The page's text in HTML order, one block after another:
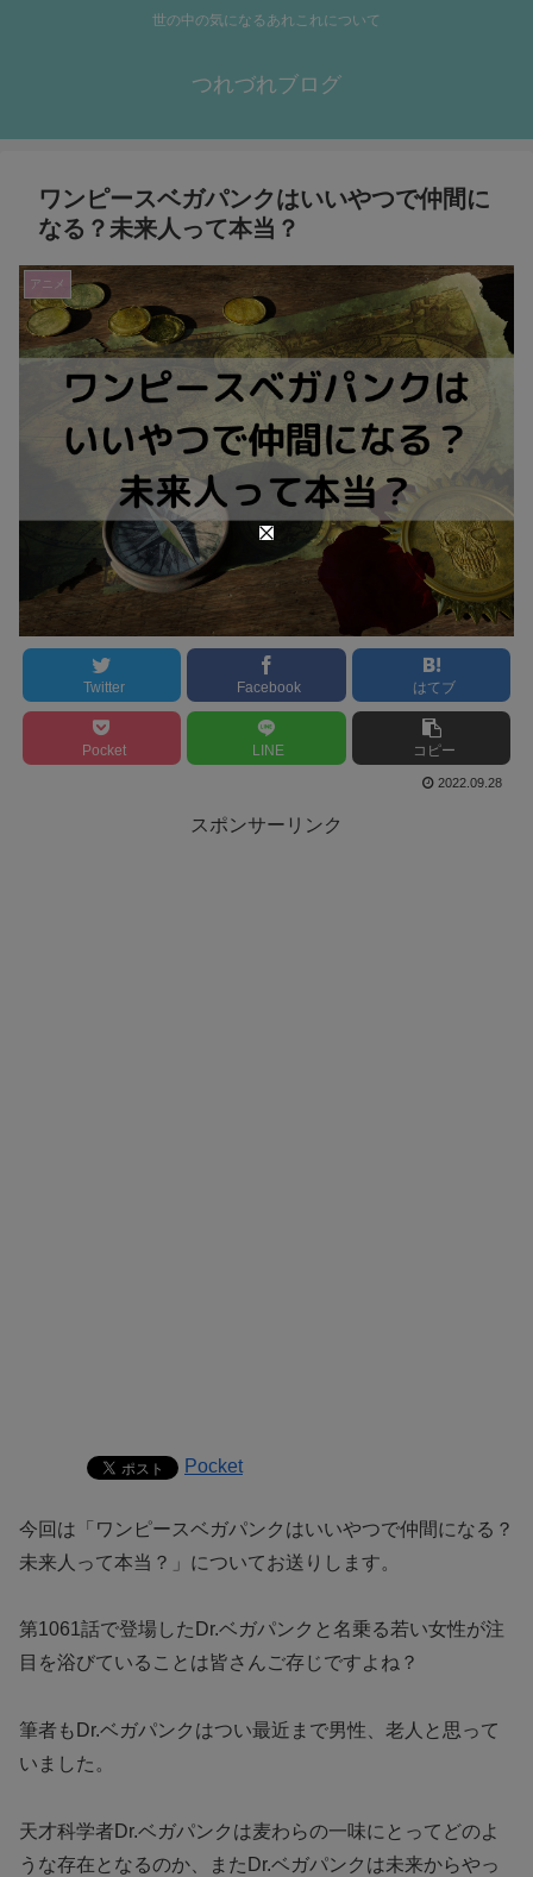
世の中の気になるあれこれについて
つれづれブログ
ワンピースベガパンクはいいやつで仲間に
なる？未来人って本当？
アニメ
Twitter Facebook はてブ
Pocket LINE コピー
2022.09.28
スポンサーリンク
Pocket
今回は「ワンピースベガパンクはいいやつで仲間になる？
未来人って本当？」についてお送りします。
第1061話で登場したDr.ベガパンクと名乗る若い女性が注
目を浴びていることは皆さんご存じですよね？
筆者もDr.ベガパンクはつい最近まで男性、老人と思って
いました。
天才科学者Dr.ベガパンクは麦わらの一味にとってどのよ
うな存在となるのか、またDr.ベガパンクは未来からやっ